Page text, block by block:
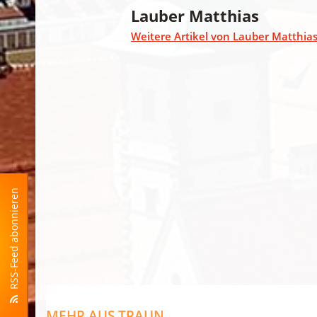
RSS-Feed abonnieren
Lauber Matthias
Weitere Artikel von Lauber Matthias